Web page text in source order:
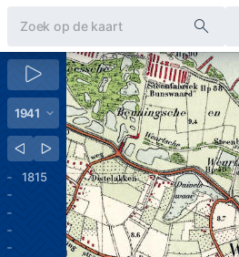
1815